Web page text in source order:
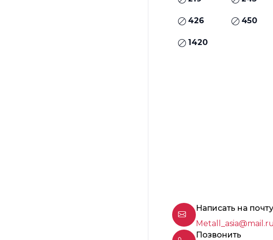
426 450
1420
Написать на почту
Metall_asia@mail.ru
Позвонить